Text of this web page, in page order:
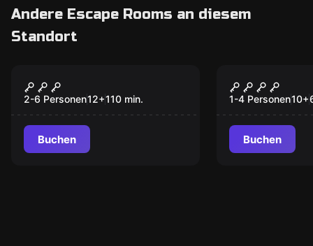
Andere Escape Rooms an diesem
Standort
Blackout
2-6 Personen12+110 min.
Buchen
Das Büro
Professors
1-4 Personen10+
Buchen